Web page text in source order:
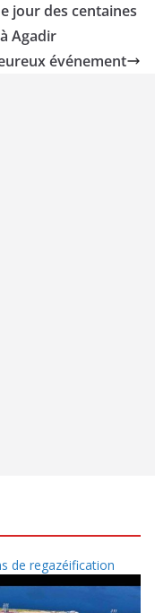
jour des centaines
Agadir
événement
de regazéification